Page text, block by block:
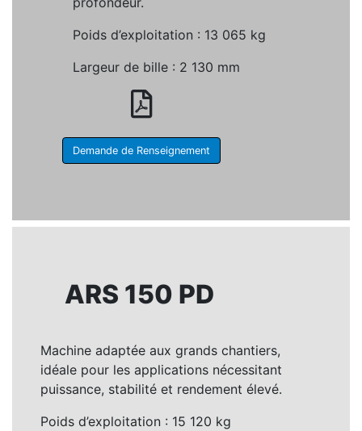
Poids d’exploitation : 13 065 kg
Largeur de bille : 2 130 mm
Demande de Renseignement
ARS 150 PD
Machine adaptée aux grands chantiers,
idéale pour les applications nécessitant
puissance, stabilité et rendement élevé.
Poids d’exploitation : 15 120 kg